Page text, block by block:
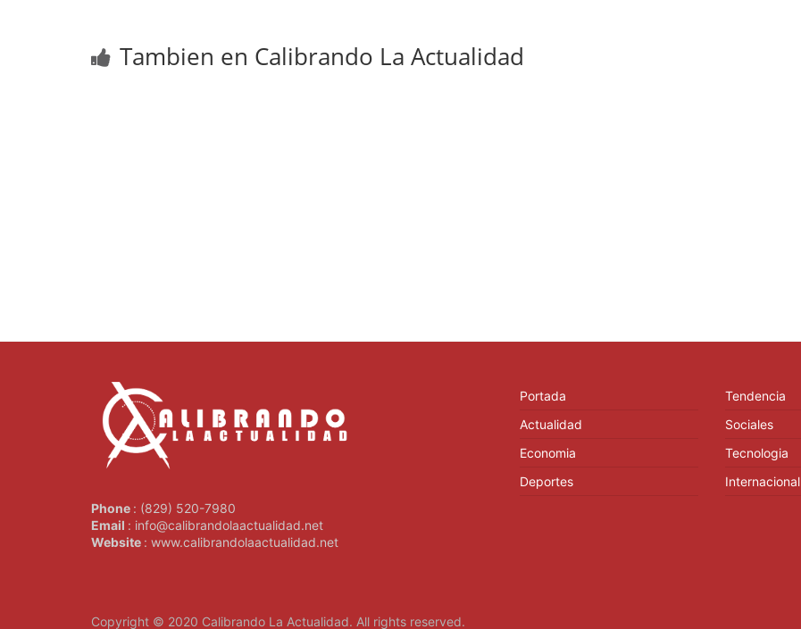
Tambien en Calibrando La Actualidad
Phone : (829) 520-7980
Email : info@calibrandolaactualidad.net
Website : www.calibrandolaactualidad.net
Portada
Actualidad
Economia
Deportes
Tendencia
Sociales
Tecnologia
Internacional
Copyright © 2020 Calibrando La Actualidad. All rights reserved.